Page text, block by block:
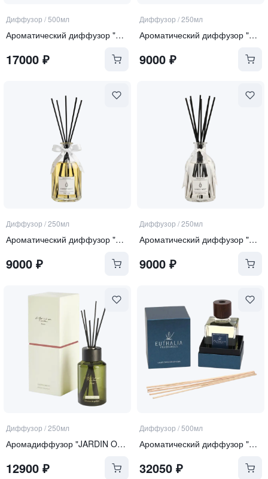
Диффузор /500мл
Ароматический диффузор "Soft Linen & Cotton"
17000 ₽
Диффузор /250мл
Ароматический диффузор "Sea Salt and Orchid"
9000₽
Диффузор /250мл
Ароматический диффузор "Tonka and Oud"
9000 ₽
Диффузор /250мл
Ароматический диффузор "Soft Linen & Cotton"
9000₽
Диффузор /250мл
Аромадиффузор "JARDIN ORIENT"
12900 ₽
Диффузор /500мл
Ароматический диффузор "Zanzibar"
32050₽